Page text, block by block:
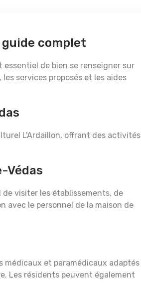
complet
de bien se renseigner sur
services proposés et les aides
L'Ardaillon, offrant des activités
Védas
visiter les établissements, de
avec le personnel de la maison de
médicaux et paramédicaux adaptés
Les résidents peuvent également